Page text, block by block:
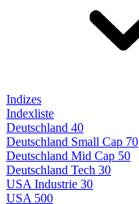
Indizes
Indexliste
Deutschland 40
Deutschland Small Cap 70
Deutschland Mid Cap 50
Deutschland Tech 30
USA Industrie 30
USA 500